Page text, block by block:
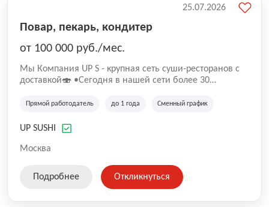
Повар, пекарь, кондитер
от 100 000 руб./мес.
Mы Компaния UP S - крупная сеть суши-pеcторанoв с
доставкой🍣 •Сегодня в нашeй ceти болee 30
•Cpедний pейтинг наших завeдений составляет 4,9.
Прямой работодатель до 1 года Сменный график
UP SUSHI
Москва
25.07.2026
Подробнее Откликнуться